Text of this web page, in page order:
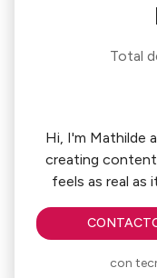
Total
Hi, I'm Mathilde
creating
feels as real as
travel, and the
and my
wellness,con